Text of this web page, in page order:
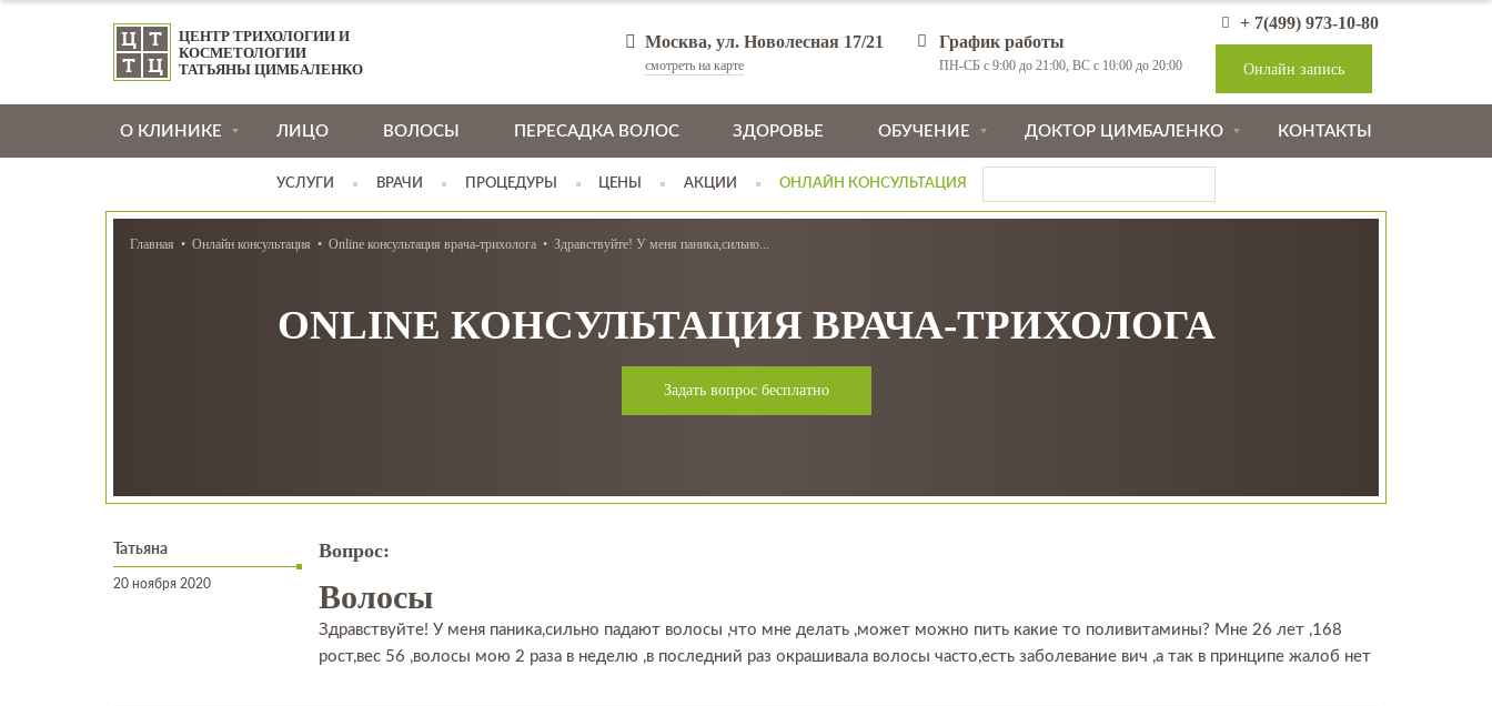
ЦЕНТР ТРИХОЛОГИИ И
КОСМЕТОЛОГИИ
ТАТЬЯНЫ ЦИМБАЛЕНКО
Москва, ул. Новолесная 17/21
смотреть на карте
График работы
ПН-СБ с 9:00 до 21:00, ВС с 10:00 до 20:00
+ 7(499) 973-10-80
Онлайн запись
О КЛИНИКЕ ЛИЦО ВОЛОСЫ ПЕРЕСАДКА ВОЛОС ЗДОРОВЬЕ ОБУЧЕНИЕ ДОКТОР ЦИМБАЛЕНКО КОНТАКТЫ
УСЛУГИ ВРАЧИ ПРОЦЕДУРЫ ЦЕНЫ АКЦИИ ОНЛАЙН КОНСУЛЬТАЦИЯ
Главная Онлайн консультация Online консультация врача-трихолога Здравствуйте! У меня паника,сильно...
ONLINE КОНСУЛЬТАЦИЯ ВРАЧА-ТРИХОЛОГА
Задать вопрос бесплатно
Татьяна
20 ноября 2020
Вопрос:
Волосы
Здравствуйте! У меня паника,сильно падают волосы ,что мне делать ,может можно пить какие то поливитамины? Мне 26 лет ,168
рост,вес 56 ,волосы мою 2 раза в неделю ,в последний раз окрашивала волосы часто,есть заболевание вич ,а так в принципе жалоб нет